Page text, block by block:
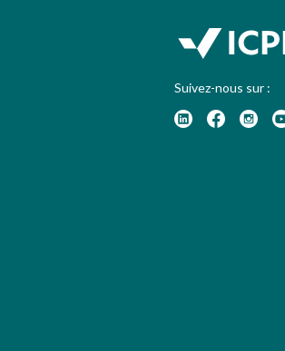
Suivez-nous sur :